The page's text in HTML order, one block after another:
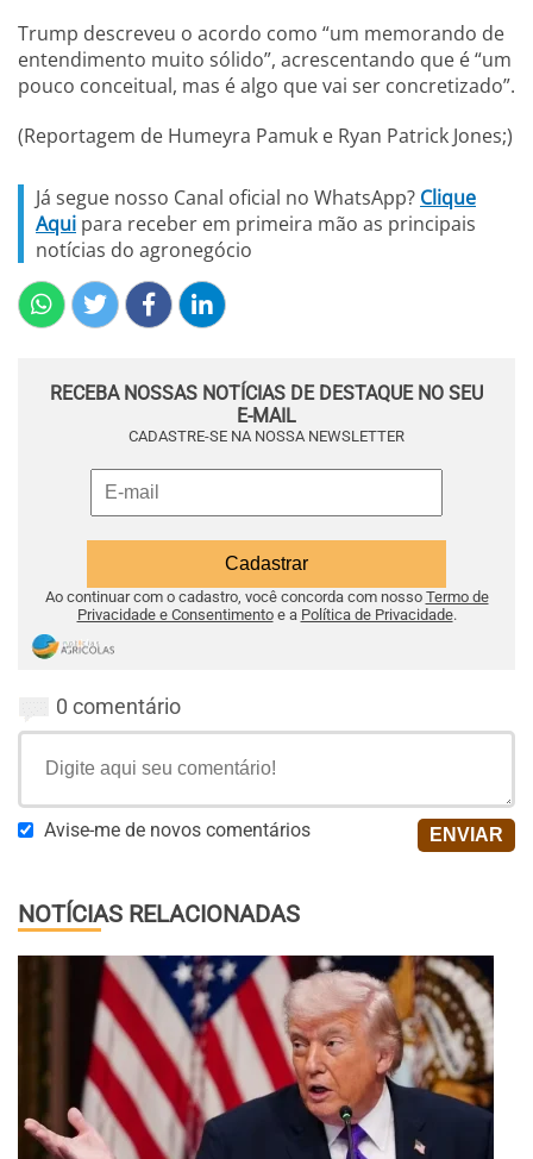
Trump descreveu o acordo como “um memorando de
entendimento muito sólido”, acrescentando que é “um
pouco conceitual, mas é algo que vai ser concretizado”.
(Reportagem de Humeyra Pamuk e Ryan Patrick Jones;)
Já segue nosso Canal oficial no WhatsApp? Clique
Aqui para receber em primeira mão as principais
notícias do agronegócio
RECEBA NOSSAS NOTÍCIAS DE DESTAQUE NO SEU
E-MAIL
CADASTRE-SE NA NOSSA NEWSLETTER
Ao continuar com o cadastro, você concorda com nosso Termo de
Privacidade e Consentimentoe a Política de Privacidade.
0 comentário
Avise-me de novos comentários
NOTÍCIAS RELACIONADAS